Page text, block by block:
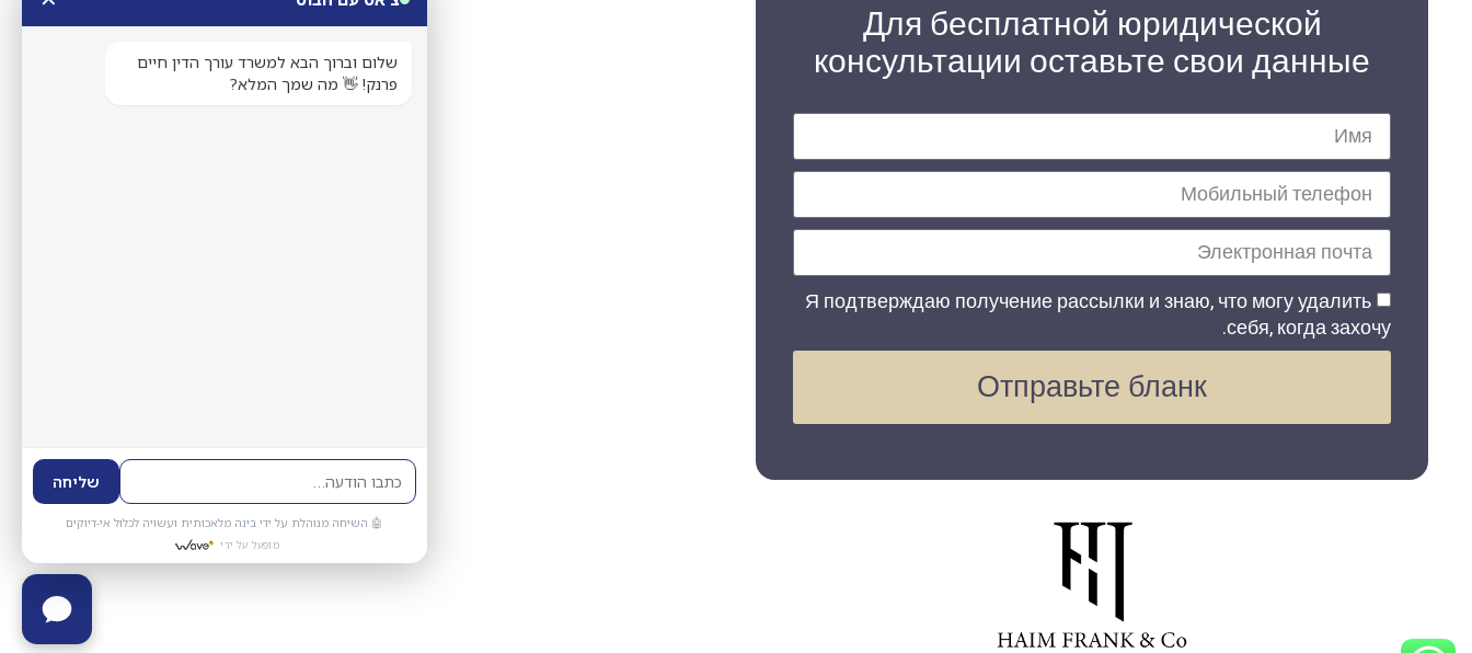
Для бесплатной юридической
консультации оставьте свои данные
Я подтверждаю получение рассылки и знаю, что могу удалить
себя, когда захочу.
Отправьте бланк